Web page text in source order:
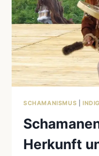
SCHAMANISMUS
Herkunft